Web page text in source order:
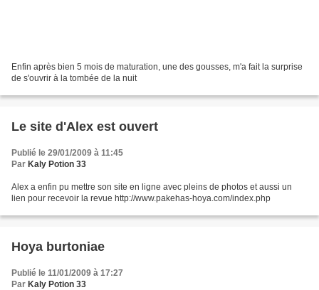
Enfin après bien 5 mois de maturation, une des gousses, m'a fait la surprise
de s'ouvrir à la tombée de la nuit
Le site d'Alex est ouvert
Publié le 29/01/2009 à 11:45
Par Kaly Potion 33
Alex a enfin pu mettre son site en ligne avec pleins de photos et aussi un
lien pour recevoir la revue http://www.pakehas-hoya.com/index.php
Hoya burtoniae
Publié le 11/01/2009 à 17:27
Par Kaly Potion 33